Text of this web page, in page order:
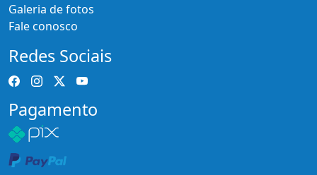
Galeria de fotos
Fale conosco
Redes Sociais
Pagamento